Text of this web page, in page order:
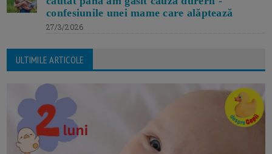
confesiunile unei mame care alăptează
27/3/2026
ULTIMILE ARTICOLE